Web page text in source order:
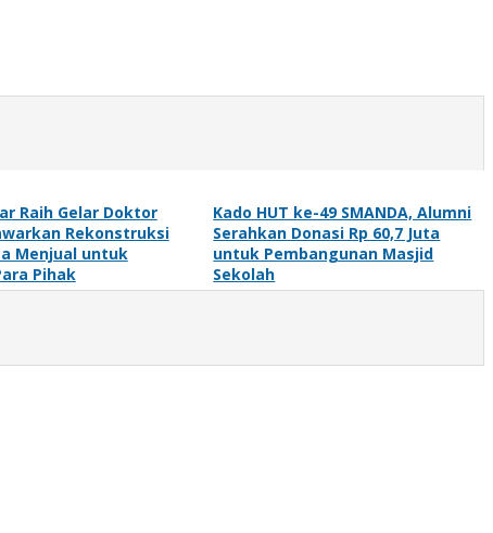
Raih Gelar Doktor
Rekonstruksi
Menjual untuk
Pihak
Kado HUT ke-49 SMANDA, Alumni
Serahkan Donasi Rp 60,7 Juta
untuk Pembangunan Masjid
Sekolah